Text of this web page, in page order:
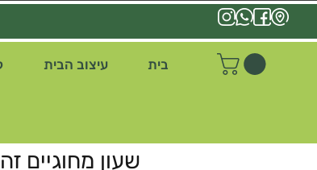
בית עיצוב הבית
שעון מחוגיים